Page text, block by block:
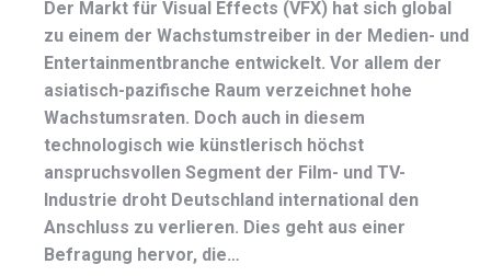
Der Markt für Visual Effects (VFX) hat sich global
zu einem der Wachstumstreiber in der Medien- und
Entertainmentbranche entwickelt. Vor allem der
asiatisch-pazifische Raum verzeichnet hohe
Wachstumsraten. Doch auch in diesem
technologisch wie künstlerisch höchst
anspruchsvollen Segment der Film- und TV-
Industrie droht Deutschland international den
Anschluss zu verlieren. Dies geht aus einer
Befragung hervor, die…